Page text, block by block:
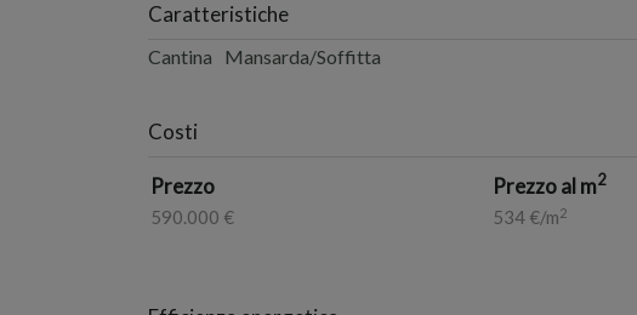
Caratteristiche
Cantina Mansarda/Soffitta
Costi
Prezzo
590.000 €
Prezzo al m2
534 €/m2